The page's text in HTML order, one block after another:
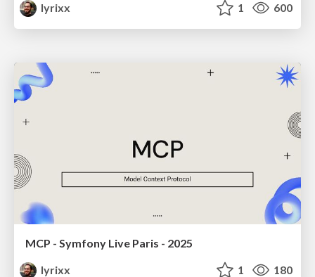
lyrixx
1 600
MCP - Symfony Live Paris - 2025
lyrixx
1 180